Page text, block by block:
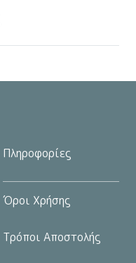
Πληροφορίες
Όροι Χρήσης
Τρόποι Αποστολής